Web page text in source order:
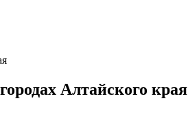
Алтайского края